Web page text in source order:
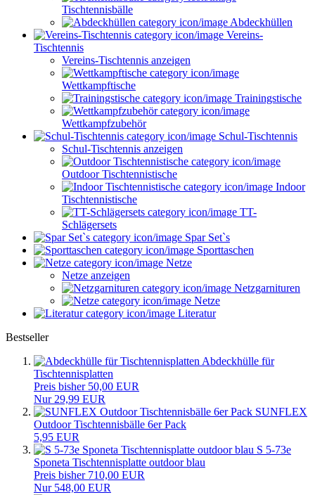
Tischtennisbälle
Abdeckhüllen
Vereins-
Tischtennis
Vereins-Tischtennis anzeigen
Wettkampftische
Trainingstische
Wettkampfzubehör
Schul-Tischtennis
Schul-Tischtennis anzeigen
Outdoor Tischtennistische
Indoor
Tischtennistische
TT-
Schlägersets
Spar Set`s
Sporttaschen
Netze
Netze anzeigen
Netzgarnituren
Netze
Literatur
Bestseller
Abdeckhülle für
Tischtennisplatten
Preis bisher 50,00 EUR
Nur 29,99 EUR
SUNFLEX
Outdoor Tischtennisbälle 6er Pack
5,95 EUR
S 5-73e
Sponeta Tischtennisplatte outdoor blau
Preis bisher 710,00 EUR
Nur 548,00 EUR